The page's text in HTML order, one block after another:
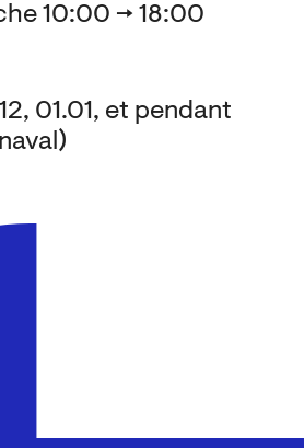
10:00 → 18:00
01.01, et pendant